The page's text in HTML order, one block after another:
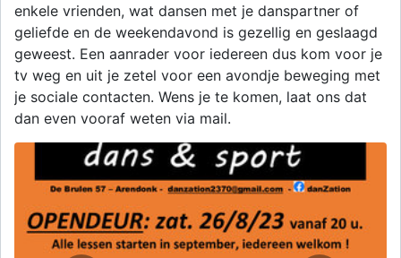
enkele vrienden, wat dansen met je danspartner of
geliefde en de weekendavond is gezellig en geslaagd
geweest. Een aanrader voor iedereen dus kom voor je
tv weg en uit je zetel voor een avondje beweging met
je sociale contacten. Wens je te komen, laat ons dat
dan even vooraf weten via mail.